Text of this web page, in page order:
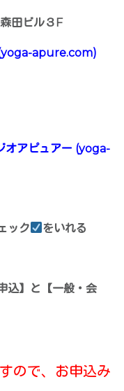
田ビル３F
(yoga-apure.com)
オアピュアー (yoga-
ック をいれる
込】と【一般・会
ので、お申込み